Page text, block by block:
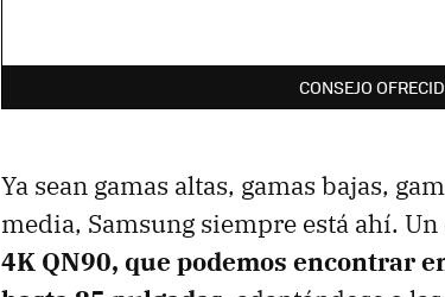
CONSEJO
Ya sean gamas altas, gamas bajas,
media, Samsung siempre está ahí.
4K QN90, que podemos encontrar